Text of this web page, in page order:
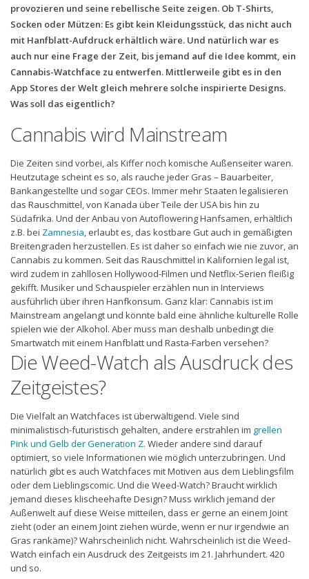
provozieren und seine rebellische Seite zeigen. Ob T-Shirts,
Socken oder Mützen: Es gibt kein Kleidungsstück, das nicht auch
mit Hanfblatt-Aufdruck erhältlich wäre. Und natürlich war es
auch nur eine Frage der Zeit, bis jemand auf die Idee kommt, ein
Cannabis-Watchface zu entwerfen. Mittlerweile gibt es in den
App Stores der Welt gleich mehrere solche inspirierte Designs.
Was soll das eigentlich?
Cannabis wird Mainstream
Die Zeiten sind vorbei, als Kiffer noch komische Außenseiter waren.
Heutzutage scheint es so, als rauche jeder Gras – Bauarbeiter,
Bankangestellte und sogar CEOs. Immer mehr Staaten legalisieren
das Rauschmittel, von Kanada über Teile der USA bis hin zu
Südafrika. Und der Anbau von Autoflowering Hanfsamen, erhältlich
z.B. bei Zamnesia, erlaubt es, das kostbare Gut auch in gemäßigten
Breitengraden herzustellen. Es ist daher so einfach wie nie zuvor, an
Cannabis zu kommen. Seit das Rauschmittel in Kalifornien legal ist,
wird zudem in zahllosen Hollywood-Filmen und Netflix-Serien fleißig
gekifft. Musiker und Schauspieler erzählen nun in Interviews
ausführlich über ihren Hanfkonsum. Ganz klar: Cannabis ist im
Mainstream angelangt und könnte bald eine ähnliche kulturelle Rolle
spielen wie der Alkohol. Aber muss man deshalb unbedingt die
Smartwatch mit einem Hanfblatt und Rasta-Farben versehen?
Die Weed-Watch als Ausdruck des
Zeitgeistes?
Die Vielfalt an Watchfaces ist überwältigend. Viele sind
minimalistisch-futuristisch gehalten, andere erstrahlen im grellen
Pink und Gelb der Generation Z. Wieder andere sind darauf
optimiert, so viele Informationen wie möglich unterzubringen. Und
natürlich gibt es auch Watchfaces mit Motiven aus dem Lieblingsfilm
oder dem Lieblingscomic. Und die Weed-Watch? Braucht wirklich
jemand dieses klischeehafte Design? Muss wirklich jemand der
Außenwelt auf diese Weise mitteilen, dass er gerne an einem Joint
zieht (oder an einem Joint ziehen würde, wenn er nur irgendwie an
Gras rankäme)? Wahrscheinlich nicht. Wahrscheinlich ist die Weed-
Watch einfach ein Ausdruck des Zeitgeists im 21. Jahrhundert. 420
und so.